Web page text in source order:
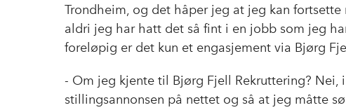
Trondheim, og det håper jeg at jeg kan fortsette
aldri jeg har hatt det så fint i en jobb som jeg
foreløpig er det kun et engasjement via Bjørg
- Om jeg kjente til Bjørg Fjell Rekruttering? Nei,
stillingsannonsen på nettet og så at jeg måtte